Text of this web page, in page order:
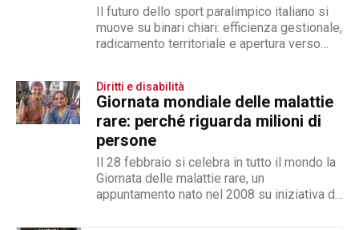
Il futuro dello sport paralimpico italiano si
muove su binari chiari: efficienza gestionale,
radicamento territoriale e apertura verso
Diritti e disabilità
Giornata mondiale delle malattie
rare: perché riguarda milioni di
persone
Il 28 febbraio si celebra in tutto il mondo la
Giornata delle malattie rare, un
appuntamento nato nel 2008 su iniziativa di